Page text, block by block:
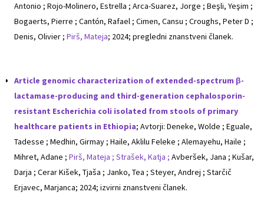
Antonio ; Rojo-Molinero, Estrella ; Arca-Suarez, Jorge ; Beşli, Yeşim ;
Bogaerts, Pierre ; Cantón, Rafael ; Cimen, Cansu ; Croughs, Peter D ;
Denis, Olivier ; Pirš, Mateja; 2024; pregledni znanstveni članek.
Article genomic characterization of extended-spectrum β-
lactamase-producing and third-generation cephalosporin-
resistant Escherichia coli isolated from stools of primary
healthcare patients in Ethiopia; Avtorji: Deneke, Wolde ; Eguale,
Tadesse ; Medhin, Girmay ; Haile, Aklilu Feleke ; Alemayehu, Haile ;
Mihret, Adane ; Pirš, Mateja ; Strašek, Katja ; Avberšek, Jana ; Kušar,
Darja ; Cerar Kišek, Tjaša ; Janko, Tea ; Steyer, Andrej ; Starčič
Erjavec, Marjanca; 2024; izvirni znanstveni članek.